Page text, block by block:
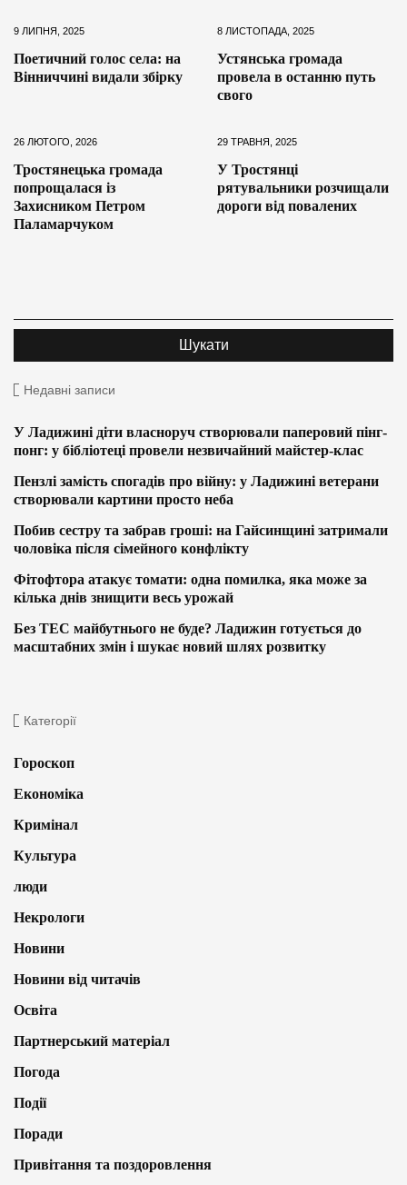
9 ЛИПНЯ, 2025
Поетичний голос села: на
Вінниччині видали збірку
8 ЛИСТОПАДА, 2025
Устянська громада
провела в останню путь
свого
26 ЛЮТОГО, 2026
Тростянецька громада
попрощалася із
Захисником Петром
Паламарчуком
29 ТРАВНЯ, 2025
У Тростянці
рятувальники розчищали
дороги від повалених
Недавні записи
У Ладижині діти власноруч створювали паперовий пінг-
понг: у бібліотеці провели незвичайний майстер-клас
Пензлі замість спогадів про війну: у Ладижині ветерани
створювали картини просто неба
Побив сестру та забрав гроші: на Гайсинщині затримали
чоловіка після сімейного конфлікту
Фітофтора атакує томати: одна помилка, яка може за
кілька днів знищити весь урожай
Без ТЕС майбутнього не буде? Ладижин готується до
масштабних змін і шукає новий шлях розвитку
Категорії
Гороскоп
Економіка
Кримінал
Культура
люди
Некрологи
Новини
Новини від читачів
Освіта
Партнерський матеріал
Погода
Події
Поради
Привітання та поздоровлення